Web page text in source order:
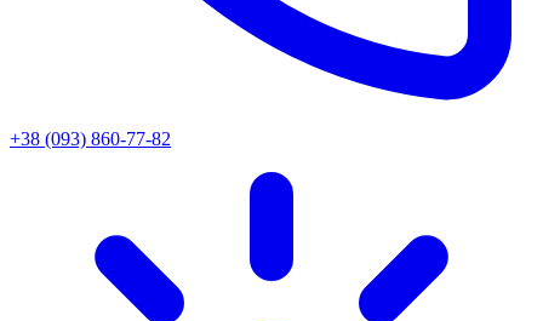
+38 (093) 860-77-82